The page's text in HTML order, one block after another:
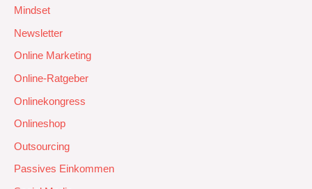
Mindset
Newsletter
Online Marketing
Online-Ratgeber
Onlinekongress
Onlineshop
Outsourcing
Passives Einkommen